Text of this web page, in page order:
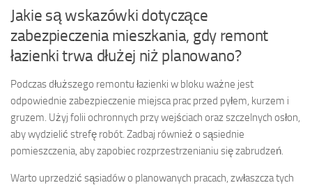
Jakie są wskazówki dotyczące
zabezpieczenia mieszkania, gdy remont
łazienki trwa dłużej niż planowano?
Podczas dłuższego remontu łazienki w bloku ważne jest
odpowiednie zabezpieczenie miejsca prac przed pyłem, kurzem i
gruzem. Użyj folii ochronnych przy wejściach oraz szczelnych osłon,
aby wydzielić strefę robót. Zadbaj również o sąsiednie
pomieszczenia, aby zapobiec rozprzestrzenianiu się zabrudzeń.
Warto uprzedzić sąsiadów o planowanych pracach, zwłaszcza tych